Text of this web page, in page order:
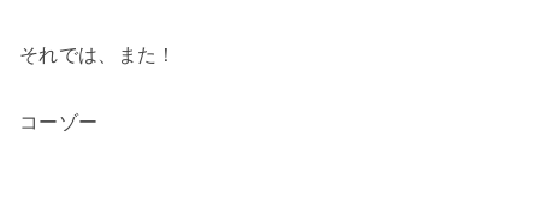
それでは、また！
コーゾー